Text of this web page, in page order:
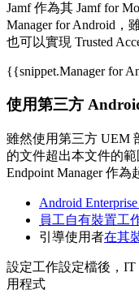
Jamf 作為其 Jamf for
Manager for Android
也可以實現 Trusted
{{snippet.Manager for
使用第三方
雖然使用第三方 UEM
的文件超出本文件的
Endpoint Manager 作為
Android
員工自有裝置工
引導使用者在其
設定工作設定檔後，IT
用程式